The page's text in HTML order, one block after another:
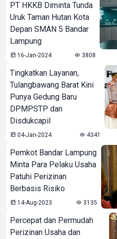
PT HKKB Diminta Tunda
Uruk Taman Hutan Kota
Depan SMAN 5 Bandar
Lampung
16-Jan-2024 3808
Tingkatkan Layanan,
Tulangbawang Barat Kini
Punya Gedung Baru
DPMPSTP dan
Disdukcapil
04-Jan-2024 4341
Pemkot Bandar Lampung
Minta Para Pelaku Usaha
Patuhi Perizinan
Berbasis Risiko
14-Aug-2023 3135
Percepat dan Permudah
Perizinan Usaha dan